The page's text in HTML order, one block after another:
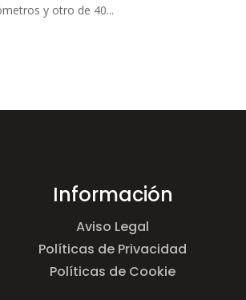
y otro de 40...
Información
Aviso Legal
Políticas de Privacidad
Políticas de Cookie